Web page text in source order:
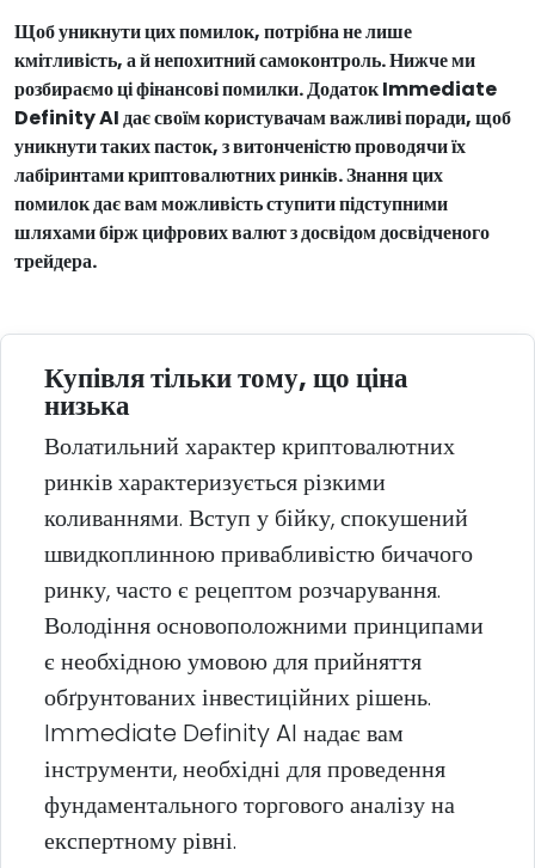
Щоб уникнути цих помилок, потрібна не лише
кмітливість, а й непохитний самоконтроль. Нижче ми
розбираємо ці фінансові помилки. Додаток Immediate
Definity AI дає своїм користувачам важливі поради, щоб
уникнути таких пасток, з витонченістю проводячи їх
лабіринтами криптовалютних ринків. Знання цих
помилок дає вам можливість ступити підступними
шляхами бірж цифрових валют з досвідом досвідченого
трейдера.
Купівля тільки тому, що ціна
низька
Волатильний характер криптовалютних
ринків характеризується різкими
коливаннями. Вступ у бійку, спокушений
швидкоплинною привабливістю бичачого
ринку, часто є рецептом розчарування.
Володіння основоположними принципами
є необхідною умовою для прийняття
обґрунтованих інвестиційних рішень.
Immediate Definity AI надає вам
інструменти, необхідні для проведення
фундаментального торгового аналізу на
експертному рівні.